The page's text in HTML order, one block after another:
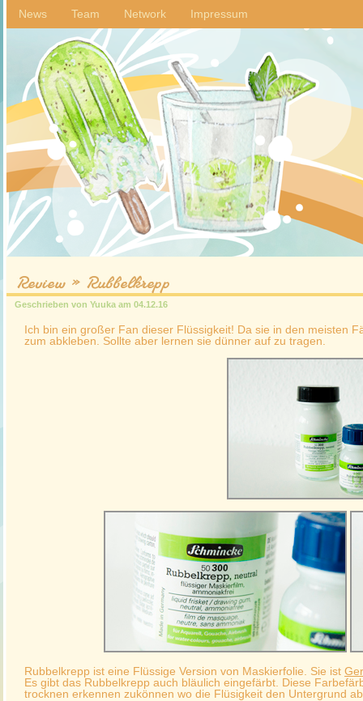
News Team Network Impressum
Review » Rubbelkrepp
Geschrieben von Yuuka am 04.12.16
Ich bin ein großer Fan dieser Flüssigkeit! Da sie in den meisten
zum abkleben. Sollte aber lernen sie dünner auf zu tragen.
Rubbelkrepp ist eine Flüssige Version von Maskierfolie. Sie ist
Es gibt das Rubbelkrepp auch bläulich eingefärbt. Diese
trocknen erkennen zukönnen wo die Flüsigkeit den Untergrund